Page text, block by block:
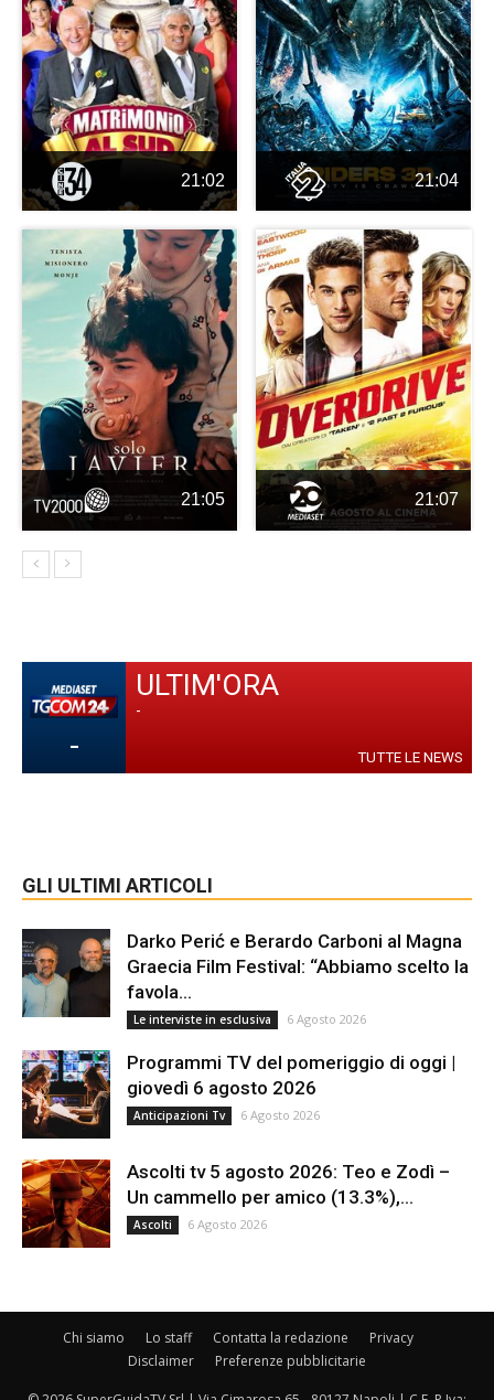
21:02 21:04
21:05 21:07
-
ULTIM'ORA
-
TUTTE LE NEWS
GLI ULTIMI ARTICOLI
Darko Perić e Berardo Carboni al Magna
Graecia Film Festival: “Abbiamo scelto la
favola...
Le interviste in esclusiva 6 Agosto 2026
Programmi TV del pomeriggio di oggi |
giovedì 6 agosto 2026
Anticipazioni Tv 6 Agosto 2026
Ascolti tv 5 agosto 2026: Teo e Zodì –
Un cammello per amico (13.3%),...
Ascolti 6 Agosto 2026
Chi siamo Lo staff Contatta la redazione
Privacy
Disclaimer
Preferenze pubblicitarie